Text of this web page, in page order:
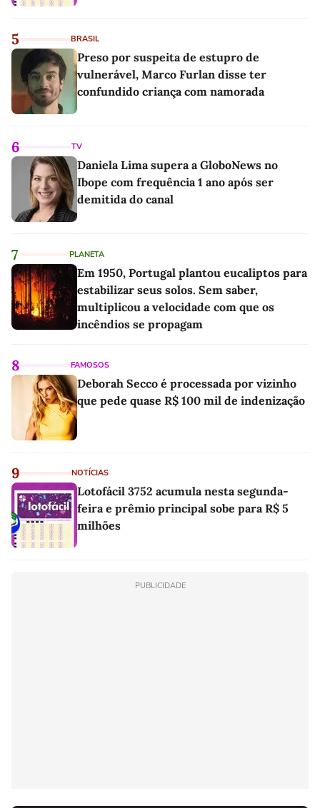
5 BRASIL
Preso por suspeita de estupro de
vulnerável, Marco Furlan disse ter
confundido criança com namorada
6 TV
Daniela Lima supera a GloboNews no
Ibope com frequência 1 ano após ser
demitida do canal
7 PLANETA
Em 1950, Portugal plantou eucaliptos para
estabilizar seus solos. Sem saber,
multiplicou a velocidade com que os
incêndios se propagam
8 FAMOSOS
Deborah Secco é processada por vizinho
que pede quase R$ 100 mil de indenização
9 NOTÍCIAS
Lotofácil 3752 acumula nesta segunda-
feira e prêmio principal sobe para R$ 5
milhões
PUBLICIDADE